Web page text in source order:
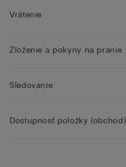
Vrátenie
Zloženie a pokyny na pranie
Sledovanie
Dostupnosť položky (obchod)